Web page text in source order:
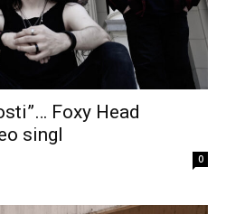
Foxy Head
singl
0